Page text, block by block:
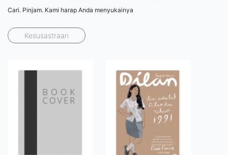
Cari. Pinjam. Kami harap Anda menyukainya
Kesusastraan